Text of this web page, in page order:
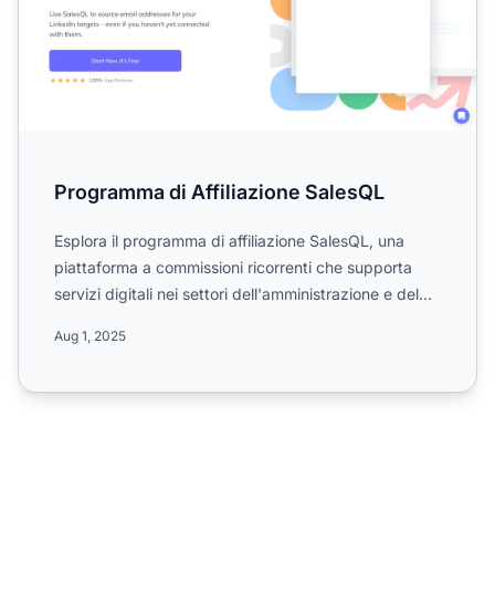
Programma di Affiliazione SalesQL
Esplora il programma di affiliazione SalesQL, una
piattaforma a commissioni ricorrenti che supporta
servizi digitali nei settori dell'amministrazione e del
Aug 1, 2025